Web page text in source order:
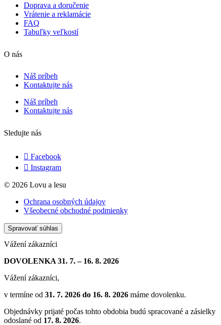
Doprava a doručenie
Vrátenie a reklamácie
FAQ
Tabuľky veľkostí
O nás
Náš príbeh
Kontaktujte nás
Náš príbeh
Kontaktujte nás
Sledujte nás
Facebook
Instagram
© 2026 Lovu a lesu
Ochrana osobných údajov
Všeobecné obchodné podmienky
Spravovať súhlas
Vážení zákazníci
DOVOLENKA 31. 7. – 16. 8. 2026
Vážení zákazníci,
v termíne od 31. 7. 2026 do 16. 8. 2026 máme dovolenku.
Objednávky prijaté počas tohto obdobia budú spracované a zásielky
odoslané od 17. 8. 2026.